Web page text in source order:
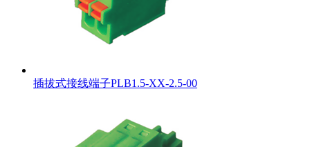
插拔式接线端子PLB1.5-XX-2.5-00